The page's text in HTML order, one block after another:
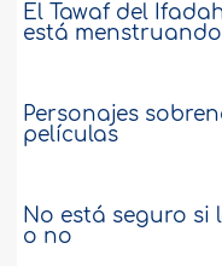
El Tawaf del
está menstruando
Personajes
películas
No está seguro si
o no